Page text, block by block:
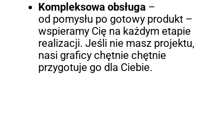
Kompleksowa obsługa –
od pomysłu po gotowy produkt –
wspieramy Cię na każdym etapie
realizacji. Jeśli nie masz projektu,
nasi graficy chętnie chętnie
przygotuje go dla Ciebie.